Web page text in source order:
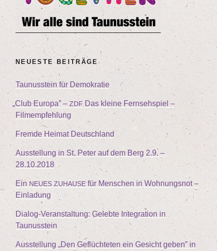
Fern­
seh­
spiel
–
Film­
emp­
feh­
lung“
NEU­ES­TE BEITRÄGE
Tau­nus­stein für Demokratie
„Club Euro­pa” – ZDFDas klei­ne Fern­seh­spiel –
Filmempfehlung
Frem­de Hei­mat Deutschland
Aus­stel­lung in St. Peter auf dem Berg2.9. –
28.10.2018
Ein NEUES ZUHAUSEfür Men­schen in Woh­nungs­not –
Einladung
Dia­log-Ver­an­stal­tung: Geleb­te Inte­gra­ti­on in
Taunusstein
Aus­stel­lung „Den Geflüch­te­ten ein Gesicht geben” in